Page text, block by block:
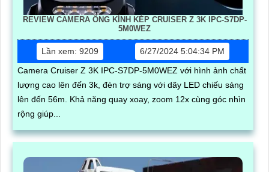
REVIEW CAMERA ỐNG KÍNH KÉP CRUISER Z 3K IPC-S7DP-
5M0WEZ
Lần xem: 9209
6/27/2024 5:04:34 PM
Camera Cruiser Z 3K IPC-S7DP-5M0WEZ với hình ảnh chất
lượng cao lên đến 3k, đèn trợ sáng với dãy LED chiếu sáng
lên đến 56m. Khả năng quay xoay, zoom 12x cùng góc nhìn
rộng giúp...